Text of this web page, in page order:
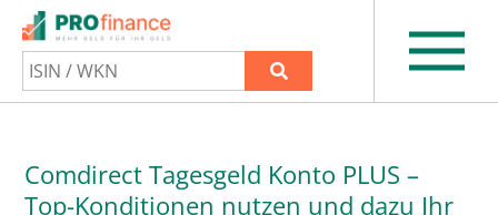
Comdirect Tagesgeld Konto PLUS –
Top-Konditionen nutzen und dazu Ihr